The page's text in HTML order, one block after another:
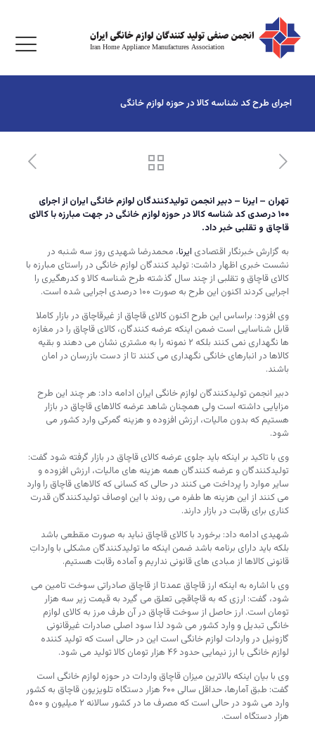
اجرای طرح کد شناسه کالا در حوزه لوازم خانگی
تهران – ایرنا – دبیر انجمن تولیدکنندگان لوازم خانگی ایران از اجرای
۱۰۰ درصدی کد شناسه کالا در حوزه لوازم خانگی در جهت مبارزه با کالای
قاچاق و تقلبی خبر داد.
به گزارش خبرنگار اقتصادی ایرنا، محمدرضا شهیدی روز سه شنبه در
نشست خبری اظهار داشت: تولید کنندگان لوازم خانگی در راستای مبارزه با
کالای قاچاق و تقلبی از چند سال گذشته طرح شناسه کالا و کدرهگیری را
اجرایی کردند اکنون این طرح به صورت ۱۰۰ درصدی اجرایی شده است.
وی افزود: براساس این طرح اکنون کالای قاچاق از غیرقاچاق در بازار کاملا
قابل شناسایی است ضمن اینکه عرضه کنندگان، کالای قاچاق را در مغازه
ها نگهداری نمی کنند بلکه ۲ نمونه را به مشتری نشان می دهند و بقیه
کالاها در انبارهای خانگی نگهداری می کنند تا از دست بازرسان در امان
باشند.
دبیر انجمن تولیدکنندگان لوازم خانگی ایران ادامه داد: هر چند این طرح
مزایایی داشته است ولی همچنان شاهد عرضه کالاهای قاچاق در بازار
هستیم که بدون مالیات، ارزش افزوده و هزینه گمرکی وارد کشور می
شود.
وی با تاکید بر اینکه باید جلوی عرضه کالای قاچاق در بازار گرفته شود گفت:
تولیدکنندگان و عرضه کنندگان همه هزینه های مالیات، ارزش افزوده و
سایر موارد را پرداخت می کنند در حالی که کسانی که کالاهای قاچاق را وارد
می کنند از این هزینه ها طفره می روند با این اوصاف تولیدکنندگان قدرت
کناری برای رقابت در بازار دارند.
شهیدی ادامه داد: برخورد با کالای قاچاق نباید به صورت مقطعی باشد
بلکه باید دارای برنامه باشد ضمن اینکه ما تولیدکنندگان مشکلی با وارداتِ
قانونی کالاها از مبادی های قانونی نداریم و آماده رقابت هستیم.
وی با اشاره به اینکه ارز قاچاق عمدتا از قاچاق صادراتی سوخت تامین می
شود، گفت: ارزی که به قاچاقچی تعلق می گیرد به قیمت زیر سه هزار
تومان است. ارز حاصل از سوخت قاچاق در آن طرف مرز به کالای لوازم
خانگی تبدیل و وارد کشور می شود لذا سود اصلی صادرات غیرقانونی
گازوئیل در واردات لوازم خانگی است این در حالی است که تولید کننده
لوازم خانگی با ارز نیمایی حدود ۴۶ هزار تومان کالا تولید می شود.
وی با بیان اینکه بالاترین میزان قاچاق واردات در حوزه لوازم خانگی است
گفت: طبق آمارها، حداقل سالی ۶۰۰ هزار دستگاه تلویزیون قاچاق به کشور
وارد می شود در حالی است که مصرف ما در کشور سالانه ۲ میلیون و ۵۰۰
هزار دستگاه است.